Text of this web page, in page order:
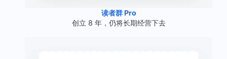
读者群 Pro
创立 8 年，仍将长期经营下去